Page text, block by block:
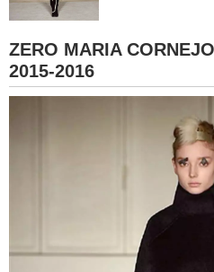
DIETA
ZERO MARIA
2015-2016